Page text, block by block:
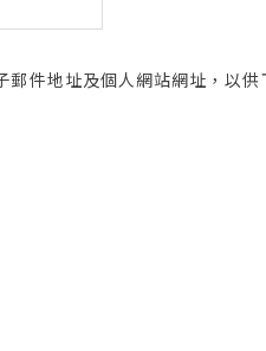
郵件地址及個人網站網址，以供